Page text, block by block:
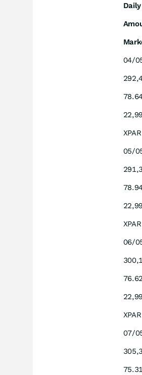
04/
XPAR
05/
XPAR
06/
XPAR
07/